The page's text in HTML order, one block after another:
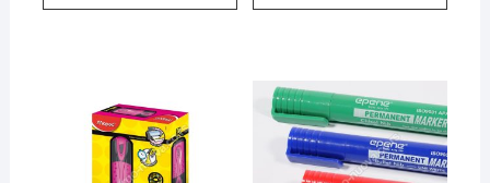
mogu
izabrane
mogu
biti